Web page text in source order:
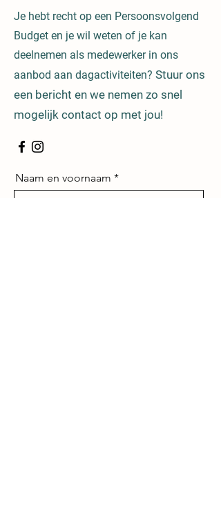
Je hebt recht op een Persoonsvolgend
Budget en je wil weten of je kan
deelnemen als medewerker in ons
aanbod aan dagactiviteiten? Stuur ons
een bericht en we nemen zo snel
mogelijk contact op met jou!
Naam en voornaam